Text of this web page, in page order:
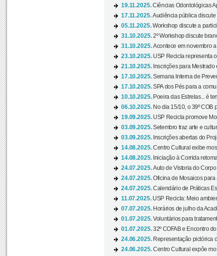
19.11.2025.Ciências Odontológicas
17.11.2025.Audiência pública
05.11.2025.Workshop discute a
31.10.2025.2º Workshop discute
31.10.2025.Acontece em novembro
23.10.2025. USP Recicla representa
21.10.2025. Inscrições para
17.10.2025.Semana Interna de
17.10.2025.SPA dos Pés para a
10.10.2025. Poeira das Estrelas... é
06.10.2025. No dia 15/10, o 39º COB
19.09.2025. USP Recicla promove
03.09.2025.Setembro traz arte e
03.09.2025. Inscrições abertas do
14.08.2025.Centro Cultural exibe
14.08.2025. Iniciação à Corrida
24.07.2025.Auto de Vistoria do
24.07.2025.Oficina de Mosaicos
24.07.2025.Calendário de Práticas
11.07.2025. USP Recicla: Meio
07.07.2025. Horários de julho da
01.07.2025.Voluntários para
01.07.2025.32º COFAB e Encontro
24.06.2025. Representação pictórica
24.06.2025.Centro Cultural expõe